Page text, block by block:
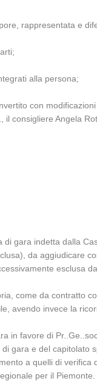
rappresentata e
alla persona;
con
consigliere Angela
gara indetta dalla
da aggiudicare
esclusa
come da contratto
avendo invece la
in favore di
gara e del capitolato
a quelli di verifica
per il Piemonte.